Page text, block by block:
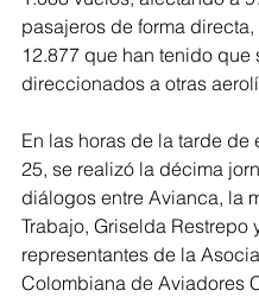
pasajeros de forma directa,
12.877 que han tenido que
direccionados a otras
En las horas de la tarde de
25, se realizó la décima
diálogos entre Avianca, la
Trabajo, Griselda Restrepo
representantes de la
Colombiana de Aviadores